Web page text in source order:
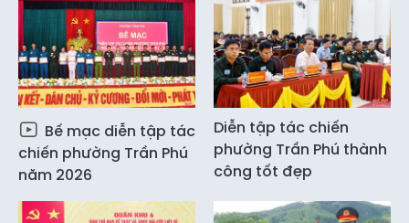
Bế mạc diễn tập tác
chiến phường Trần Phú
năm 2026
Diễn tập tác chiến
phường Trần Phú thành
công tốt đẹp